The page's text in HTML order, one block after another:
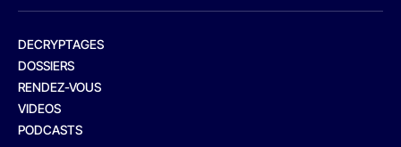
DECRYPTAGES
DOSSIERS
RENDEZ-VOUS
VIDEOS
PODCASTS